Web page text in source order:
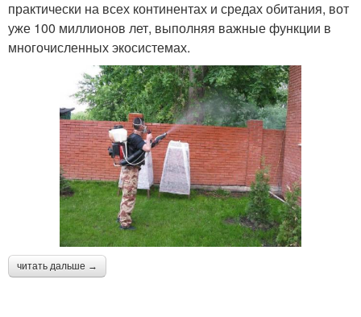
практически на всех континентах и средах обитания, вот
уже 100 миллионов лет, выполняя важные функции в
многочисленных экосистемах.
читать дальше →